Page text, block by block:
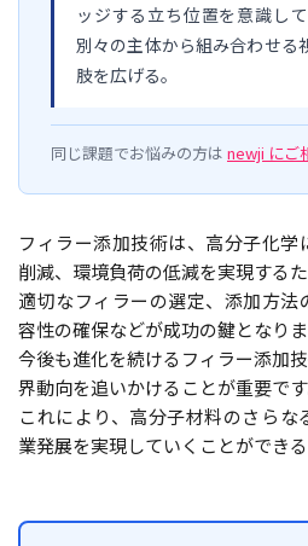
ッジする立ち位置を意識し
別々の主体から組み合わせる
肢を広げる。
同じ課題でお悩みの方は newji にご
フィラー添加技術は、高分子化学
削減、環境負荷の低減を実現する
適切なフィラーの選定、添加方法
容性の確保などが成功の鍵となりま
今後も進化を続けるフィラー添加
界動向を追いかけることが重要です
これにより、高分子材料のさら
業発展を実現していくことができる